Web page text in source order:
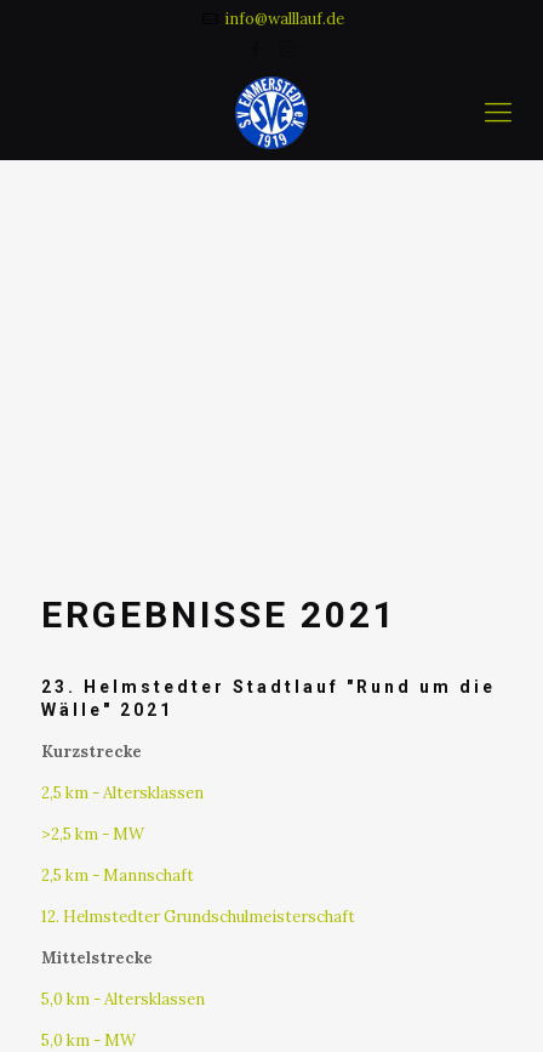
info@walllauf.de
ERGEBNISSE 2021
23. Helmstedter Stadtlauf "Rund um die
Wälle" 2021
Kurzstrecke
2,5 km - Altersklassen
>2,5 km - MW
2,5 km - Mannschaft
12. Helmstedter Grundschulmeisterschaft
Mittelstrecke
5,0 km - Altersklassen
5,0 km - MW